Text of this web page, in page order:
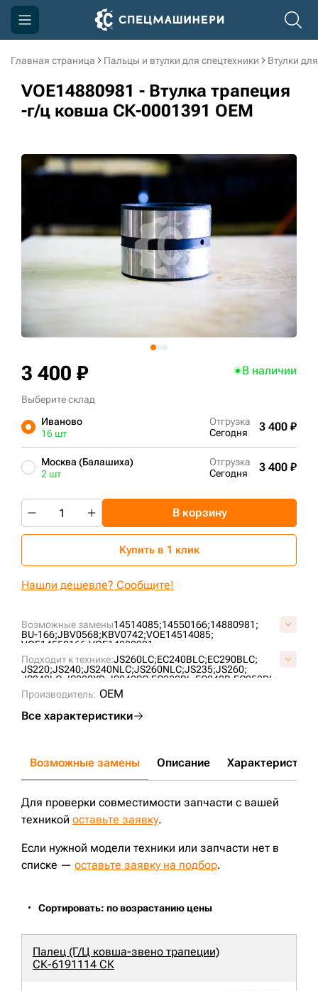
Главная страница Пальцы и втулки для спецтехники Втулки
VOE14880981 - Втулка трапеция
-г/ц ковша СК-0001391 OEM
Возможные замены14514085;14550166;14880981;
BU-166;JBV0568;KBV0742;VOE14514085;
VOE14550166;VOE14880981;
Подходит к технике:JS260LC;EC240BLC;EC290BLC;
JS220;JS240;JS240NLC;JS260NLC;JS235;JS260;
JS240LC; JS220XD; JS240SC;EC300DL;EC240B;EC250DL;
EC240;
EC290B;
Производитель: OEM
Все характеристики
3 400 ₽ В наличии
Выберите склад
Иваново
16 шт
Отгрузка
Сегодня
3 400 ₽
Москва (Балашиха)
2 шт
Отгрузка
Сегодня
3 400 ₽
В корзину
Купить в 1 клик
Нашли дешевле? Сообщите!
Возможные замены Описание Характеристики
Для проверки совместимости запчасти с вашей
техникой оставьте заявку.
Если нужной модели техники или запчасти нет в
списке — оставьте заявку на подбор.
Сортировать: по возрастанию цены
Палец (Г/Ц ковша-звено трапеции)
СК-6191114 СК
Компания
Акции
Информация
3D тур по производству
3D тур по складам
+7 (499) 394-50-93